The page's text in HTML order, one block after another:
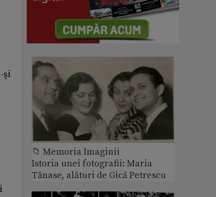
şi
📁 Memoria Imaginii
Istoria unei fotografii: Maria
Tănase, alături de Gică Petrescu